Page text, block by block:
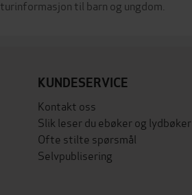
KUNDESERVICE
Kontakt oss
Slik leser du ebøker og lydbøker
Ofte stilte spørsmål
Selvpublisering